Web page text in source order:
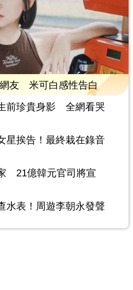
友 米可白感性告白
前珍貴身影 全網看哭
星挨告！最終栽在錄音
21億韓元官司將宣
水表！周遊李朝永發聲